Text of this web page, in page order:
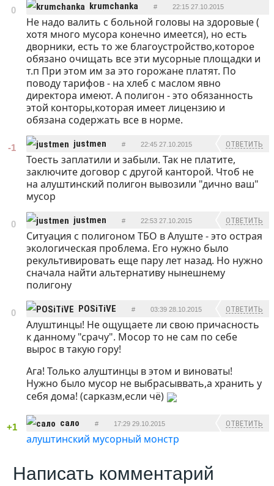
0 krumchanka # 22:15 27.10.2015
ОТВЕТИТЬ
Не надо валить с больной головы на здоровые (
хотя много мусора конечно имеется), но есть
дворники, есть то же благоустройство,которое
обязано очищать все эти мусорные площадки и
т.п При этом им за это горожане платят. По
поводу тарифов - на хлеб с маслом явно
директора имеют. А полигон - это обязанность
этой конторы,которая имеет лицензию и
обязана содержать все в норме.
-1 justmen # 22:45 27.10.2015 ОТВЕТИТЬ
Тоесть заплатили и забыли. Так не платите,
заключите договор с другой канторой. Чтоб не
на алуштинский полигон вывозили "дично ваш"
мусор
0 justmen # 22:53 27.10.2015 ОТВЕТИТЬ
Ситуация с полигоном ТБО в Алуште - это острая
экологическая проблема. Его нужно было
рекультивировать еще пару лет назад. Но нужно
сначала найти альтернативу нынешнему
полигону
0 POSiTiVE # 03:39 28.10.2015 ОТВЕТИТЬ
Алуштинцы! Не ощущаете ли свою причасность
к данному "срачу". Мосор то не сам по себе
вырос в такую гору!
Ага! Только алуштинцы в этом и виноваты!
Нужно было мусор не выбрасыввать,а хранить у
себя дома! (сарказм,если чё)
+1 сало # 17:29 29.10.2015 ОТВЕТИТЬ
алуштинский мусорный монстр
Написать комментарий